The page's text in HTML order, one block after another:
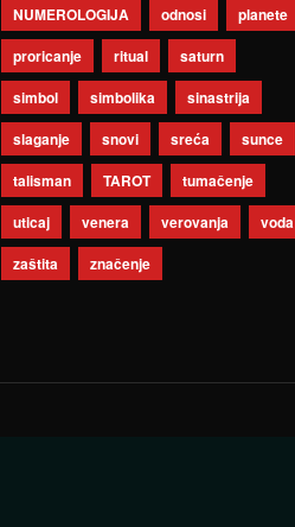
NUMEROLOGIJA
odnosi
planete
proricanje
ritual
saturn
simbol
simbolika
sinastrija
slaganje
snovi sreća
sunce
talisman
TAROT
tumačenje
uticaj
venera verovanja
voda
zaštita
značenje